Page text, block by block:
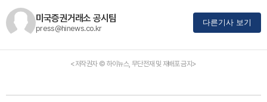
미국증권거래소 공시팀
press@hinews.co.kr
다른기사 보기
<저작권자 © 하이뉴스, 무단전재 및 재배포 금지>